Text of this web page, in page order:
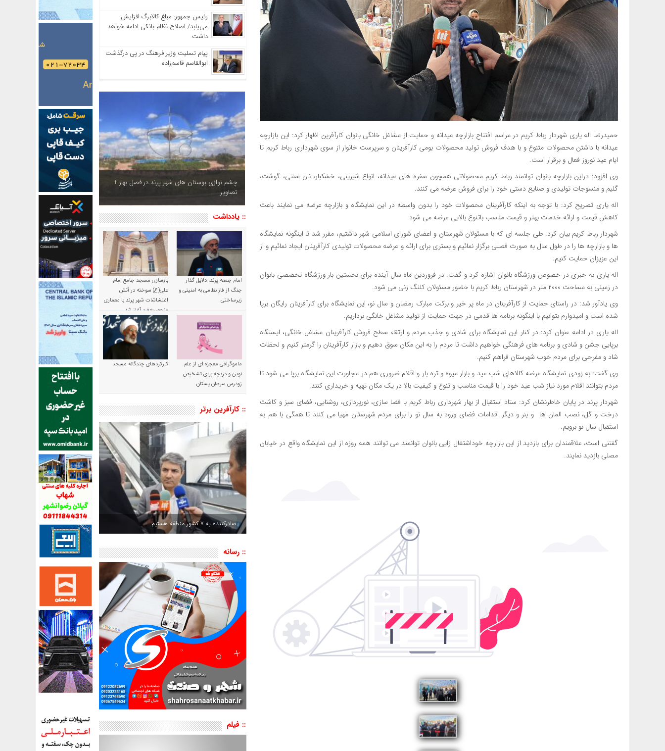
حمیدرضا اله یاری شهردار رباط کریم در مراسم افتتاح بازارچه عیدانه و حمایت از مشاغل خانگی بانوان کارآفرین اظهار کرد: این بازارچه
عیدانه با داشتن محصولات متنوع و با هدف فروش تولید محصولات بومی کارآفرینان و سرپرست خانوار از سوی شهرداری رباط کریم تا
ایام عید نوروز فعال و برقرار است.
وی افزود: دراین بازارچه بانوان توانمند رباط کریم محصولاتی همچون سفره های عیدانه، انواع شیرینی، خشکبار، نان سنتی، گوشت،
گلیم و منسوجات تولیدی و صنایع دستی خود را برای فروش عرضه می کنند.
اله یاری تصریح کرد: با توجه به اینکه کارآفرینان محصولات خود را بدون واسطه در این نمایشگاه و بازارچه عرضه می نمایند باعث
کاهش قیمت و ارائه خدمات بهتر و قیمت مناسب باتنوع بالایی عرضه می شود.
شهردار رباط کریم بیان کرد: طی جلسه ای که با مسئولان شهرستان و اعضای شورای اسلامی شهر داشتیم، مقرر شد تا اینگونه نمایشگاه
ها و بازارچه ها را در طول سال به صورت فصلی برگزار نمائیم و بستری برای ارائه و عرضه محصولات تولیدی کارآفرینان ایجاد نمائیم و از
این عزیزان حمایت کنیم.
اله یاری به خبری در خصوص ورزشگاه بانوان اشاره کرد و گفت: در فروردین ماه سال آینده برای نخستین بار ورزشگاه تخصصی بانوان
در زمینی به مساحت ۲۰۰۰ متر در شهرستان رباط کریم با حضور مسئولان کلنگ زنی می شود.
وی یادآور شد: در راستای حمایت از کارآفرینان در ماه پر خیر و برکت مبارک رمضان و سال نو، این نمایشگاه برای کارآفرینان رایگان برپا
شده است و امیدوارم بتوانیم با اینگونه برنامه ها قدمی در جهت حمایت از تولید مشاغل خانگی برداریم.
اله یاری در ادامه عنوان کرد: در کنار این نمایشگاه برای شادی و جذب مردم و ارتقاء سطح فروش کارآفرینان مشاغل خانگی، ایستگاه
برپایی جشن و شادی و برنامه های فرهنگی خواهیم داشت تا مردم را به این مکان سوق دهیم و بازار کارآفرینان را گرمتر کنیم و لحظات
شاد و مفرحی برای مردم خوب شهرستان فراهم کنیم.
وی گفت: به زودی نمایشگاه عرضه کالاهای شب عید و بازار میوه و تره بار و اقلام ضروری هم در مجاورت این نمایشگاه برپا می شود تا
مردم بتوانند اقلام مورد نیاز شب عید خود را با قیمت مناسب و تنوع و کیفیت بالا در یک مکان تهیه و خریداری کنند.
شهردار پرند در پایان خاطرنشان کرد: ستاد استقبال از بهار شهرداری رباط کریم با فضا سازی، نورپردازی، روشنایی، فضای سبز و کاشت
درخت و گل، نصب المان ها و بنر و دیگر اقدامات فضای ورود به سال نو را برای مردم شهرستان مهیا می کنند تا همگی با هم به
استقبال سال نو برویم.
گفتنی است، علاقمندان برای بازدید از این بازارچه خوداشتغال زایی بانوان توانمند می توانند همه روزه از این نمایشگاه واقع در خیابان
مصلی بازدید نمایند.
رئیس‌ جمهور: مبلغ کالابرگ افزایش
می‌یابد/ اصلاح نظام بانکی ادامه خواهد
داشت
پیام تسلیت وزیر فرهنگ در پی درگذشت
ابوالقاسم قاسم‌زاده
چشم نوازی بوستان های شهر پرند در فصل بهار +
تصاویر
:: یادداشت
امام جمعه پرند، دلایل گذار
جنگ از فاز نظامی به امنیتی و
زیرساختی
بازسازی مسجد جامع امام
علی(ع) سوخته در آتش
اغتشاشات شهر پرند با معماری
منحصربه‌فرد آغاز شد
ماموگرافی معجزه ای از علم
نوین و دریچه برای تشخیص
زودرس سرطان پستان
کارکردهای چندگانه مسجد
:: کارآفرین برتر
صادرکننده به ۷ کشور منطقه هستیم
:: رسانه
:: فیلم
نمایشگر